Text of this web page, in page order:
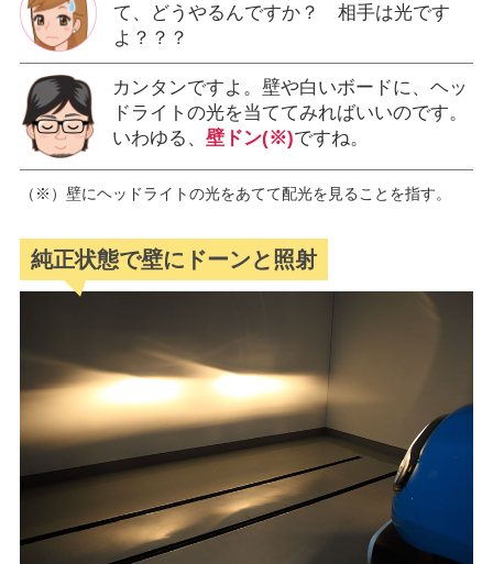
て、どうやるんですか？ 相手は光です
よ？？？
カンタンですよ。壁や白いボードに、ヘッ
ドライトの光を当ててみればいいのです。
いわゆる、 壁ドン(※)ですね。
（※）壁にヘッドライトの光をあてて配光を見ることを指す。
純正状態で壁にドーンと照射